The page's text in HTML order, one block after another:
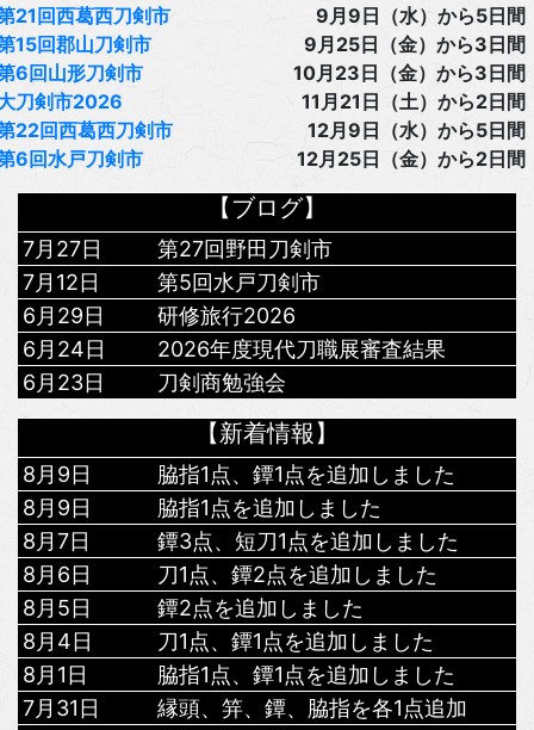
21回西葛西刀剣市
9月9日（水）から5日間
15回郡山刀剣市
9月25日（金）から3日間
6回山形刀剣市
10月23日（金）から3日間
刀剣市2026
11月21日（土）から2日間
22回西葛西刀剣市
12月9日（水）から5日間
6回水戸刀剣市
12月25日（金）から2日間
【ブログ】
7月27日
第27回野田刀剣市
7月12日
第5回水戸刀剣市
6月29日
研修旅行2026
6月24日
2026年度現代刀職展審査結果
6月23日
刀剣商勉強会
【新着情報】
8月9日
脇指1点、鐔1点を追加しました
8月9日
脇指1点を追加しました
8月7日
鐔3点、短刀1点を追加しました
8月6日
刀1点、鐔2点を追加しました
8月5日
鐔2点を追加しました
8月4日
刀1点、鐔1点を追加しました
8月1日
脇指1点、鐔1点を追加しました
7月31日
縁頭、笄、鐔、脇指を各1点追加